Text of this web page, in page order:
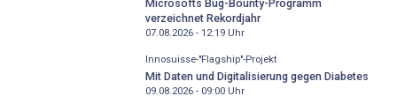
Microsofts Bug-Bounty-Programm
verzeichnet Rekordjahr
07.08.2026 - 12:19Uhr
Innosuisse-"Flagship"-Projekt
Mit Daten und Digitalisierung gegen Diabetes
09.08.2026 - 09:00Uhr